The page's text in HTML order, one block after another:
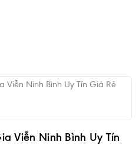
Viễn Ninh Bình Uy Tín